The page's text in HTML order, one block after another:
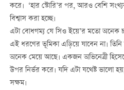
করে। ‘হার স্টোরি’র পর, আরও বেশি
বিশ্বাস করা হচ্ছে।
এটা বোধগম্য যে সিও ইয়ে’র মতো অনেক
এই ধরণের ভূমিকা এড়িয়ে যাবেন না।
অনেক মেয়ে আছে। একজন অভিনেত্রী
উপর নির্ভর করে। যদি এটা যথেষ্ট ভালো
সক্ষম।